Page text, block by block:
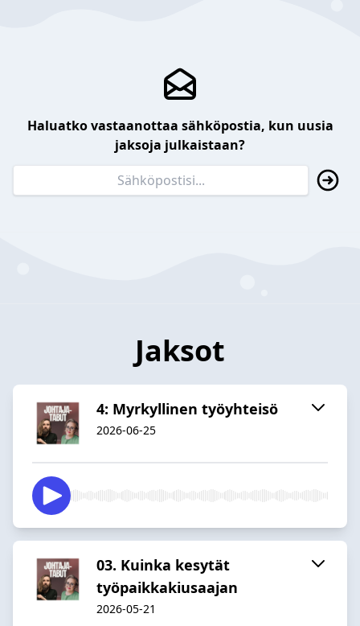
Haluatko vastaanottaa sähköpostia, kun uusia
jaksoja julkaistaan?
Jaksot
4: Myrkyllinen työyhteisö
2026-06-25
03. Kuinka kesytät
työpaikkakiusaajan
2026-05-21